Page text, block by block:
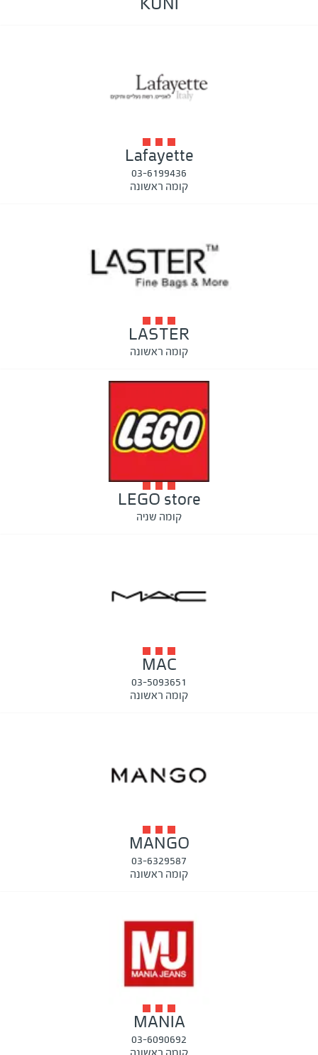
KUNI
Lafayette
03-6199436
קומה ראשונה
LASTER
קומה ראשונה
LEGO store
קומה שניה
MAC
03-5093651
קומה ראשונה
MANGO
03-6329587
קומה ראשונה
MANIA
03-6090692